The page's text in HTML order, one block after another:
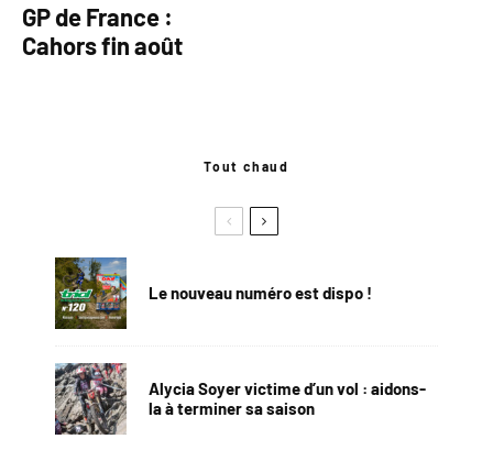
GP de France :
Cahors fin août
Tout chaud
Le nouveau numéro est dispo !
Alycia Soyer victime d’un vol : aidons-
la à terminer sa saison